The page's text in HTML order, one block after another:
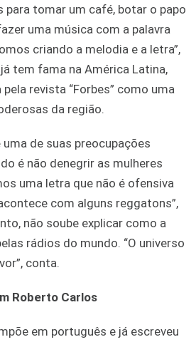
para tomar um café, botar o papo
uma música com a palavra
criando a melodia e a letra”,
tem fama na América Latina,
revista “Forbes” como uma
da região.
de suas preocupações
é não denegrir as mulheres
uma letra que não é ofensiva
com alguns reggatons”,
não soube explicar como a
rádios do mundo. “O universo
conta.
Roberto Carlos
em português e já escreveu